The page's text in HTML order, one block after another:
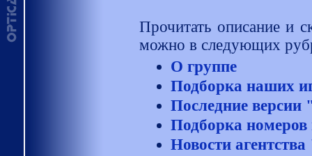
Прочитать описание и
можно в следующих
О группе
Подборка наших
Последние
Подборка
Новости